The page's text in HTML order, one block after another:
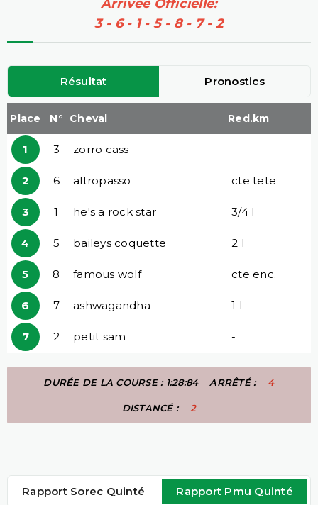
Arrivée Officielle:
3 - 6 - 1 - 5 - 8 - 7 - 2
Résultat Pronostics
Place N° Cheval Red.km
1 3 zorro cass -
2 6 altropasso cte tete
3 1 he's a rock star 3/4 l
4 5 baileys coquette 2 l
5 8 famous wolf cte enc.
6 7 ashwagandha 1 l
7 2 petit sam -
DURÉE DE LA COURSE : 1:28:84 ARRÊTÉ : 4
DISTANCÉ : 2
Rapport Sorec Quinté Rapport Pmu Quinté